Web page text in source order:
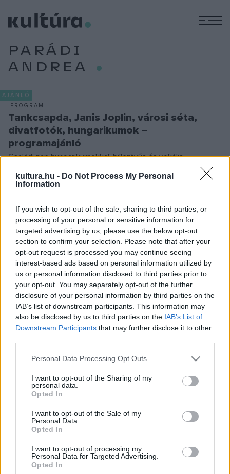
kultura.hu - Do Not Process My Personal
Information
If you wish to opt-out of the sale, sharing to third parties, or
processing of your personal or sensitive information for
targeted advertising by us, please use the below opt-out
section to confirm your selection. Please note that after your
opt-out request is processed you may continue seeing
interest-based ads based on personal information utilized by
us or personal information disclosed to third parties prior to
your opt-out. You may separately opt-out of the further
disclosure of your personal information by third parties on the
IAB’s list of downstream participants. This information may
also be disclosed by us to third parties on the IAB’s List of
Downstream Participants that may further disclose it to other
Please note that this website/app uses one or more Google
not limited to your visit or usage behaviour. You may click to
grant or deny consent to Google and its third-party tags to
use your data for below specified purposes in below Google
consent section.
Personal Data Processing Opt Outs
I want to opt-out of the Sharing of my
personal data.
Opted In
I want to opt-out of the Sale of my
Personal Data.
Opted In
I want to opt-out of processing my
Personal Data for Targeted Advertising.
Opted In
PARÁDI
ANDREA
AJÁNLÓ
PROGRAM
Tankcsapda, Janis Joplin, városi séta,
divatfotók, hungarikumok –
programajánló
Családi nap hungarikumokkal, billentyűs és vokális
meditációk, Tankcsapda-koncert a sportarénában, városi
séta Kosztolányi Dezső születésnapján, Hímesnap a
további részletek és egyéb izgalmas tippek heti
programajánlónkban.
PROGRAM
Városi séta Kosztolányi Dezső
születésnapján
IRODALOM
Kosztolányi regényalakjai: valóság és
fikció
regényeiben, különféle fiktív szereplőknek kölcsönözve
egy-egy jellemző gesztusukat, szófordulatukat vagy
külsejüket.
IRODALOM
„Mégiscsak a jó versei teszik a poétát” –